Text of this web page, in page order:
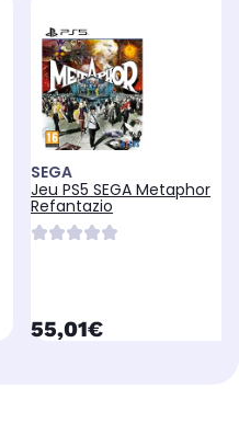
SEGA
Jeu PS5 SEGA Metaphor
Refantazio
currentPrice
55,01€